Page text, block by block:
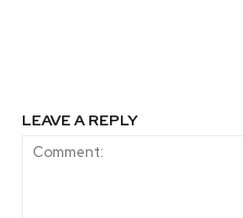
LEAVE A REPLY